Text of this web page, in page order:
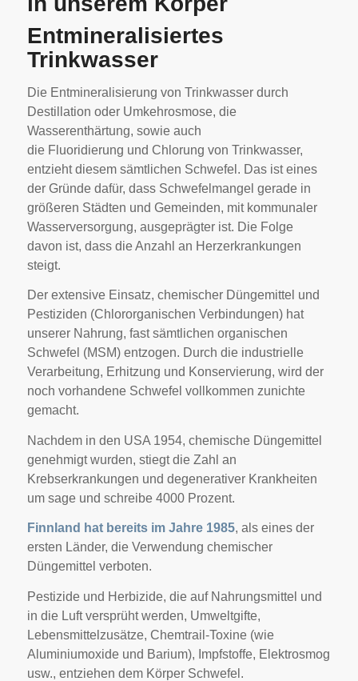
Entmineralisiertes
Trinkwasser
Die Entmineralisierung von Trinkwasser durch
Destillation oder Umkehrosmose, die
Wasserenthärtung, sowie auch
die Fluoridierung und Chlorung von Trinkwasser,
entzieht diesem sämtlichen Schwefel. Das ist eines
der Gründe dafür, dass Schwefelmangel gerade in
größeren Städten und Gemeinden, mit kommunaler
Wasserversorgung, ausgeprägter ist. Die Folge
davon ist, dass die Anzahl an Herzerkrankungen
steigt.
Der extensive Einsatz, chemischer Düngemittel und
Pestiziden (Chlororganischen Verbindungen) hat
unserer Nahrung, fast sämtlichen organischen
Schwefel (MSM) entzogen. Durch die industrielle
Verarbeitung, Erhitzung und Konservierung, wird der
noch vorhandene Schwefel vollkommen zunichte
gemacht.
Nachdem in den USA 1954, chemische Düngemittel
genehmigt wurden, stiegt die Zahl an
Krebserkrankungen und degenerativer Krankheiten
um sage und schreibe 4000 Prozent.
Finnland hat bereits im Jahre 1985, als eines der
ersten Länder, die Verwendung chemischer
Düngemittel verboten.
Pestizide und Herbizide, die auf Nahrungsmittel und
in die Luft versprüht werden, Umweltgifte,
Lebensmittelzusätze, Chemtrail-Toxine (wie
Aluminiumoxide und Barium), Impfstoffe, Elektrosmog
usw., entziehen dem Körper Schwefel.